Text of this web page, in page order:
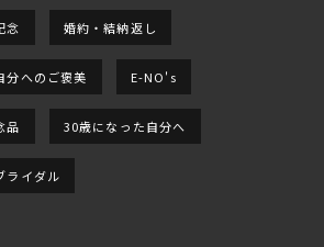
念 婚約・結納返し
分へのご褒美 E-NO's
品 30歳になった自分へ
ライダル